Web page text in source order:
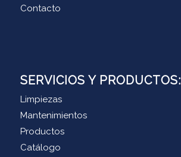
Contacto
SERVICIOS Y PRODUCTOS:
Limpiezas
Mantenimientos
Productos
Catálogo